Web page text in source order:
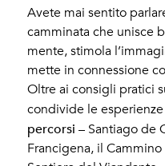
Avete mai sentito
camminata che unisce
mente, stimola
mette in connessione
Oltre ai consigli pratici
condivide le
percorsi – Santiago de
Francigena, il